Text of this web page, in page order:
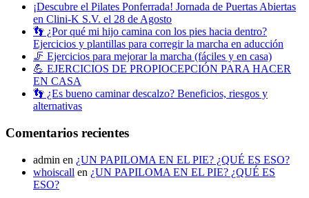
¡Descubre el Pilates Ponferrada! Jornada de Puertas Abiertas
en Clini-K S.V. el 28 de Agosto
👣 ¿Por qué mi hijo camina con los pies hacia dentro?
Ejercicios y plantillas para corregir la marcha en aducción
🦵 Ejercicios para mejorar la marcha (fáciles y en casa)
💪 EJERCICIOS DE PROPIOCEPCIÓN PARA HACER
EN CASA
👣 ¿Es bueno caminar descalzo? Beneficios, riesgos y
alternativas
Comentarios recientes
admin en ¿UN PAPILOMA EN EL PIE? ¿QUÉ ES ESO?
whoiscall en ¿UN PAPILOMA EN EL PIE? ¿QUÉ ES
ESO?